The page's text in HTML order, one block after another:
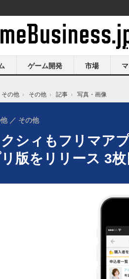
ゲーム開発 市場
その他 › その他 › 記事 › 写真・画像
クシィもフリマア
版をリリース 3
その他